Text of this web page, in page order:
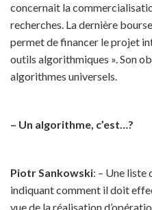
concernait la
recherches. La dernière
permet de financer le projet
outils algorithmiques ». Son
algorithmes universels.
– Un algorithme, c’est…?
Piotr Sankowski: – Une liste
indiquant comment il doit
vue de la réalisation